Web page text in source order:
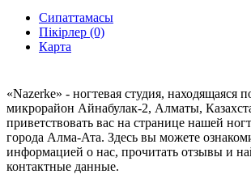
Сипаттамасы
Пікірлер (0)
Карта
«Nazerke» - ногтевая студия, находящаяся
микрорайон Айнабулак-2, Алматы,
приветствовать вас на странице нашей
города Алма-Ата. Здесь вы можете
информацией о нас, прочитать отзывы и
контактные данные.